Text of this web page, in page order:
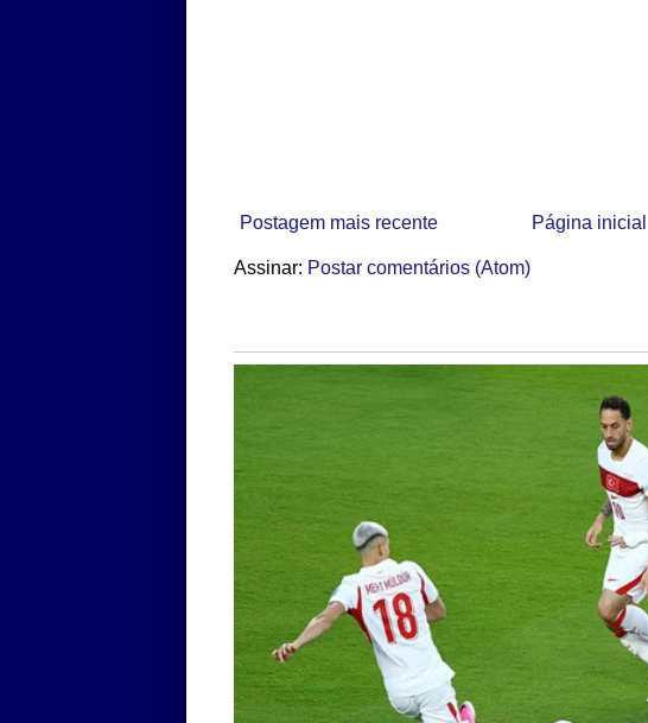
Postagem mais recente Página inicial
Assinar: Postar comentários (Atom)